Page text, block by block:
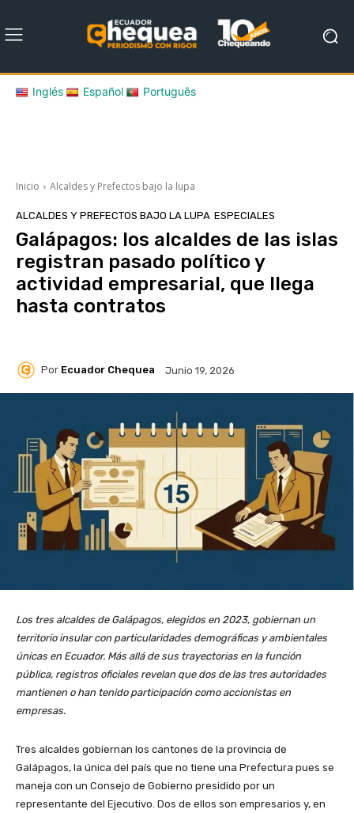
Inglés Español Português
Inicio Alcaldes y Prefectos bajo la lupa
ALCALDES Y PREFECTOS BAJO LA LUPA ESPECIALES
Galápagos: los alcaldes de las islas
registran pasado político y
actividad empresarial, que llega
hasta contratos
Por Ecuador Chequea Junio 19, 2026
Los tres alcaldes de Galápagos, elegidos en 2023, gobiernan un
territorio insular con particularidades demográficas y ambientales
únicas en Ecuador. Más allá de sus trayectorias en la función
pública, registros oficiales revelan que dos de las tres autoridades
mantienen o han tenido participación como accionistas en
empresas.
Tres alcaldes gobiernan los cantones de la provincia de
Galápagos, la única del país que no tiene una Prefectura pues se
maneja con un Consejo de Gobierno presidido por un
representante del Ejecutivo. Dos de ellos son empresarios y, en